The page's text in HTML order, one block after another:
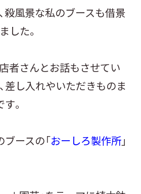
殺風景な私のブースも借景
した。
者さんとお話もさせてい
差し入れやいただきものま
。
ースの「おーしろ製作所」